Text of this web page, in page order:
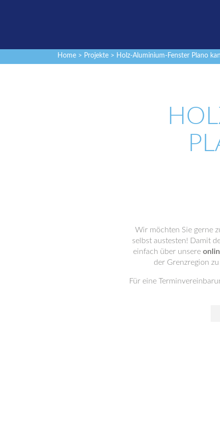
Home > Projekte > Holz-Aluminium-Fenster Plano
Wir möchten Sie gerne
selbst austesten! Damit
einfach über unsere
der Grenzregion
Für eine